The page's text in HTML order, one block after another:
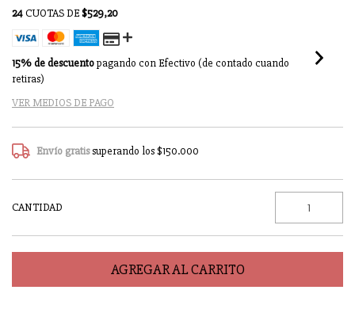
24CUOTAS DE$529,20
15% de descuentopagando con Efectivo (de contado cuando
retiras)
VER MEDIOS DE PAGO
Envío gratissuperando los$150.000
CANTIDAD